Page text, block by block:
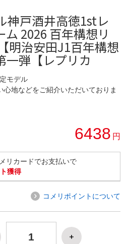
神戸酒井高徳1stレ
2026 百年構想リ
明治安田J1百年構想
一弾【レプリカ
モデル
心地などをご紹介いただいておりま
6438 円
リカードでお支払いで
獲得
コメリポイントについて